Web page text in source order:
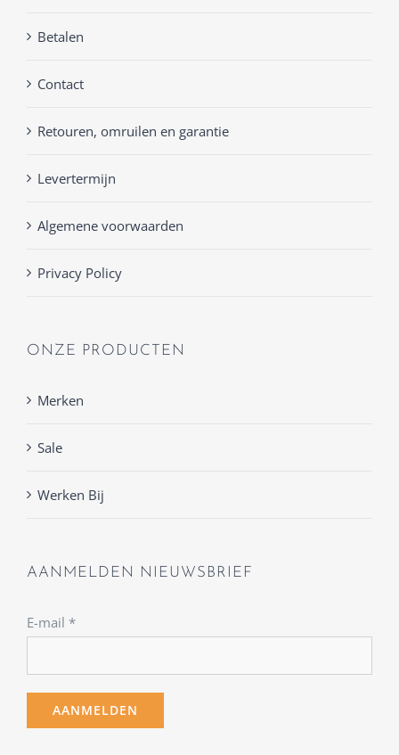
Betalen
Contact
Retouren, omruilen en garantie
Levertermijn
Algemene voorwaarden
Privacy Policy
ONZE PRODUCTEN
Merken
Sale
Werken Bij
AANMELDEN NIEUWSBRIEF
E-mail *